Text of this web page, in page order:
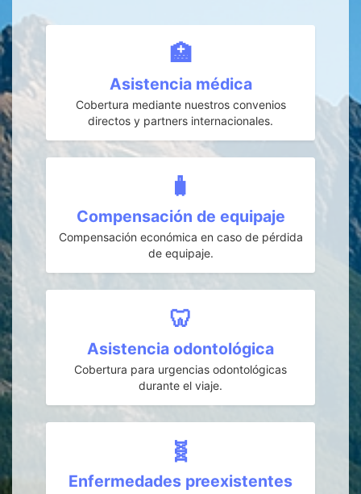
🏥
Asistencia médica
Cobertura mediante nuestros convenios
directos y partners internacionales.
🧳
Compensación de equipaje
Compensación económica en caso de pérdida
de equipaje.
🦷
Asistencia odontológica
Cobertura para urgencias odontológicas
durante el viaje.
🧬
Enfermedades preexistentes